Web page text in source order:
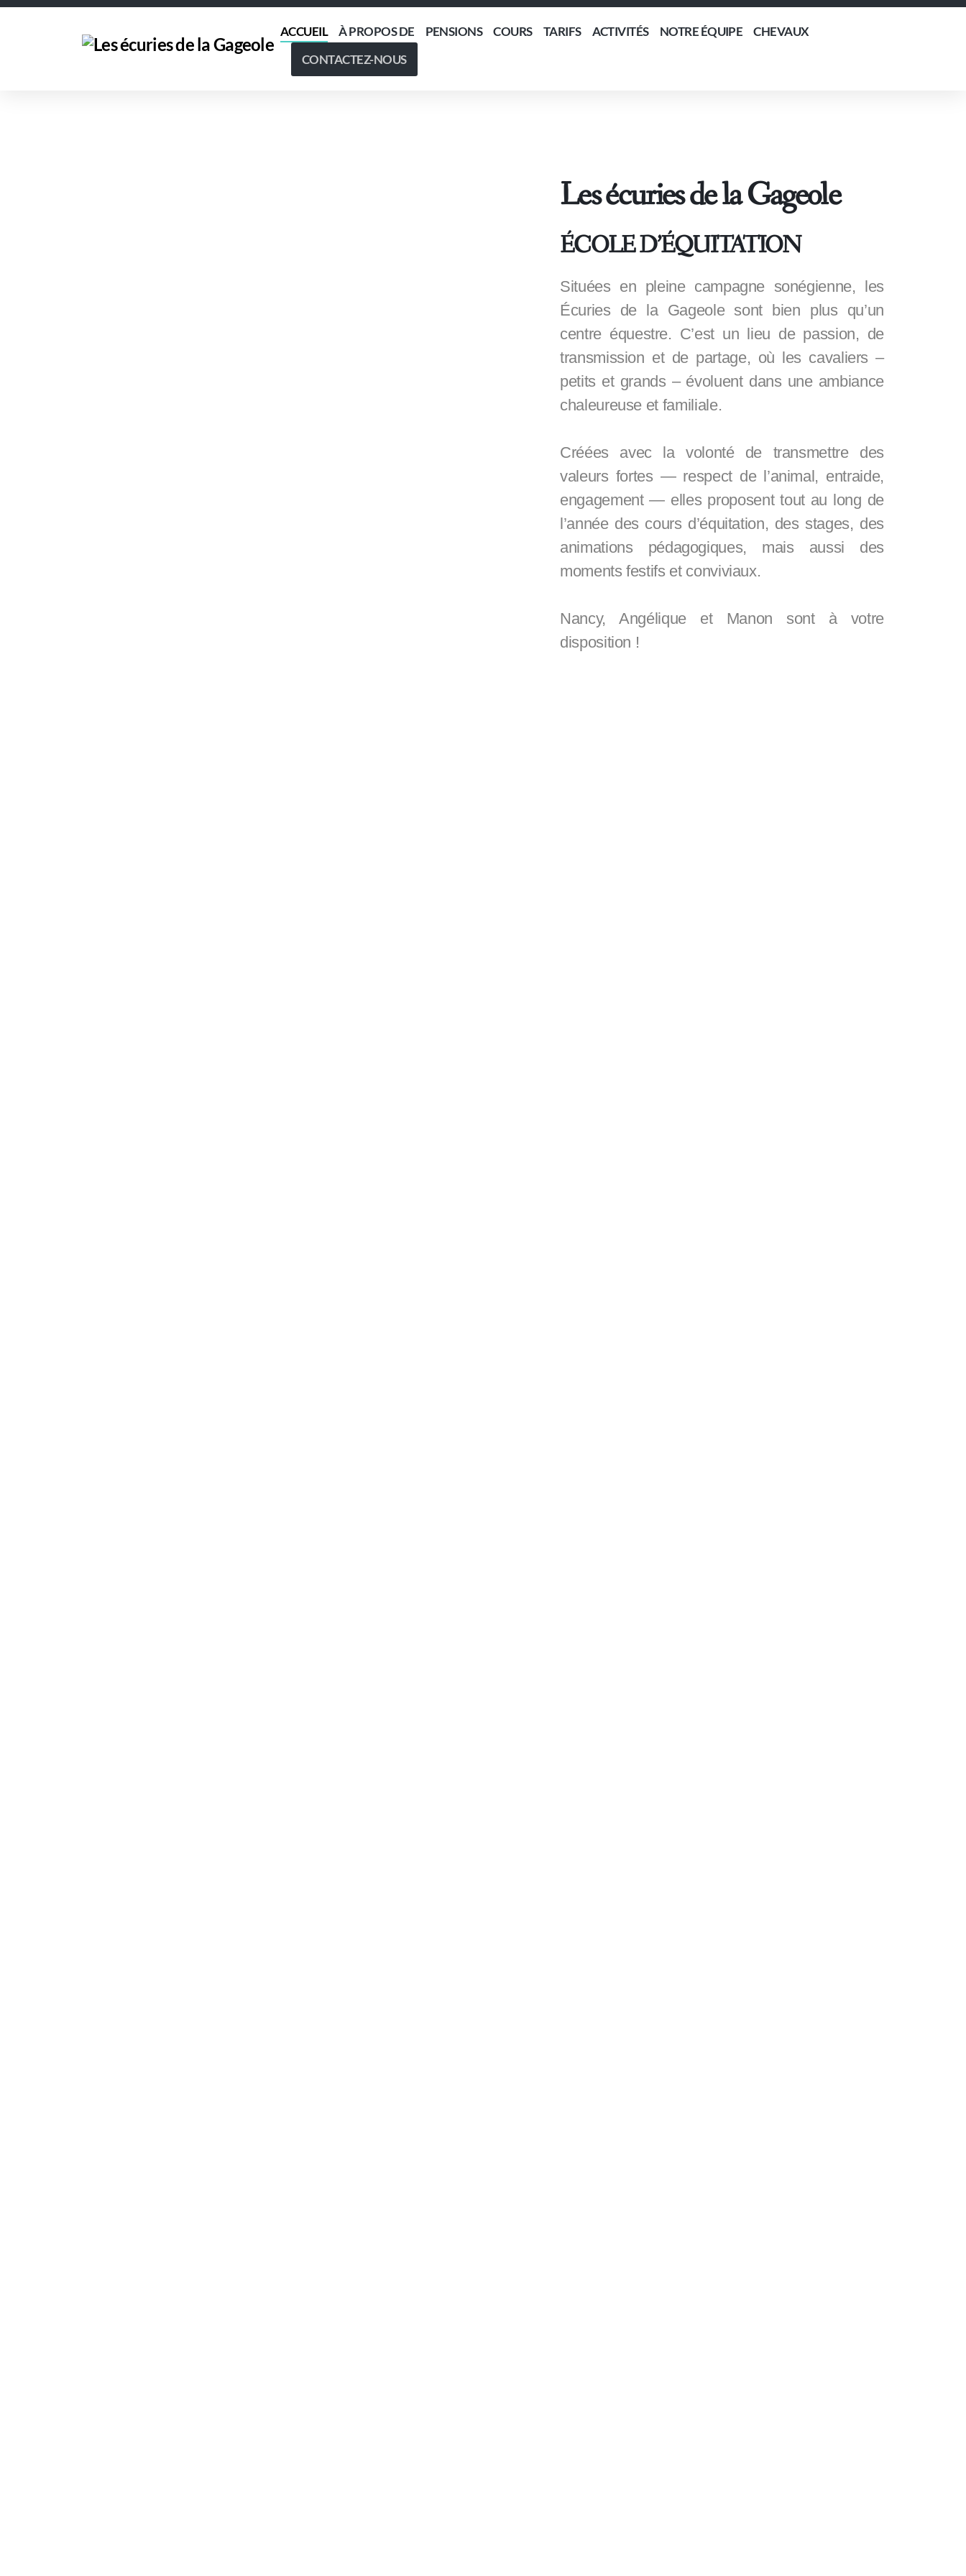
ACCUEIL À PROPOS DE PENSIONS COURS TARIFS ACTIVITÉS NOTRE ÉQUIPE
CHEVAUX
CONTACTEZ-NOUS
Les écuries de la Gageole
ÉCOLE D’ÉQUITATION
Situées en pleine campagne sonégienne, les
Écuries de la Gageole sont bien plus qu’un
centre équestre. C’est un lieu de passion, de
transmission et de partage, où les cavaliers –
petits et grands – évoluent dans une ambiance
chaleureuse et familiale.
Créées avec la volonté de transmettre des
valeurs fortes — respect de l’animal, entraide,
engagement — elles proposent tout au long de
l’année des cours d’équitation, des stages, des
animations pédagogiques, mais aussi des
moments festifs et conviviaux.
Nancy, Angélique et Manon sont à votre
disposition !